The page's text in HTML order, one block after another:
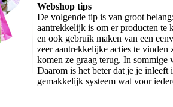
Webshop tips
De volgende tip is van groot
aantrekkelijk is om er producten te
en ook gebruik maken van een
zeer aantrekkelijke acties te
komen ze graag terug. In sommige
Daarom is het beter dat je je
gemakkelijk systeem wat voor